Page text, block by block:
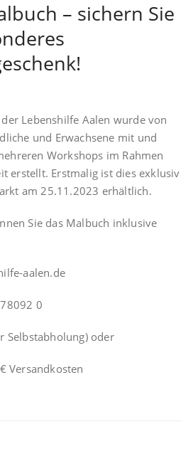
– sichern Sie
Lebenshilfe Aalen wurde von
und Erwachsene mit und
Workshops im Rahmen
erstellt. Erstmalig ist dies exklusiv
am 25.11.2023 erhältlich.
Sie das Malbuch inklusive
aalen.de
0
Selbstabholung) oder
Versandkosten